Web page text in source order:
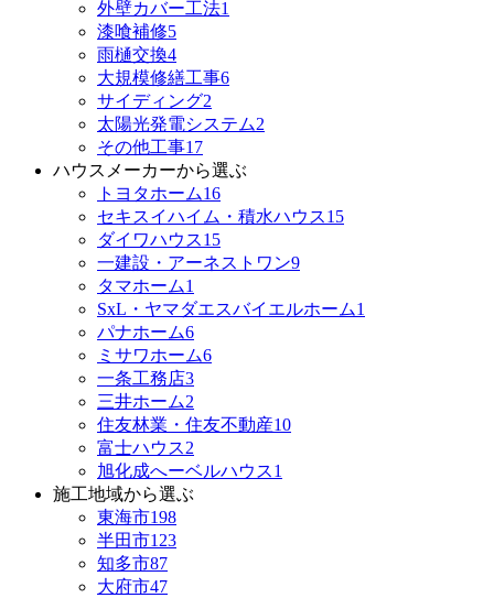
外壁カバー工法1
漆喰補修5
雨樋交換4
大規模修繕工事6
サイディング2
太陽光発電システム2
その他工事17
ハウスメーカーから選ぶ
トヨタホーム16
セキスイハイム・積水ハウス15
ダイワハウス15
一建設・アーネストワン9
タマホーム1
SxL・ヤマダエスバイエルホーム1
パナホーム6
ミサワホーム6
一条工務店3
三井ホーム2
住友林業・住友不動産10
富士ハウス2
旭化成へーベルハウス1
施工地域から選ぶ
東海市198
半田市123
知多市87
大府市47